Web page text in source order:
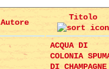
Autore
Titolo
ACQUA DI
COLONIA
DI